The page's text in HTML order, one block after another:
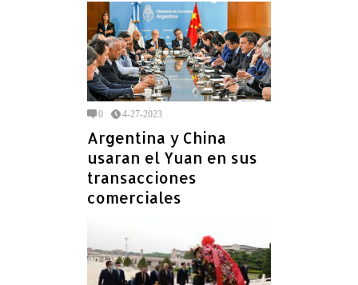
0 4-27-2023
Argentina y China
usaran el Yuan en sus
transacciones
comerciales